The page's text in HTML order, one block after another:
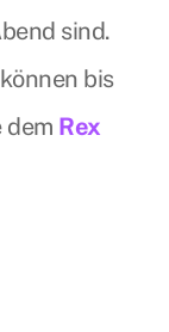
sind.
bis
dem Rex